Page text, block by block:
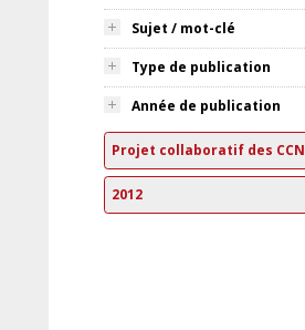
Sujet / mot-clé
Type de publication
Année de publication
Projet collaboratif des CCN
2012